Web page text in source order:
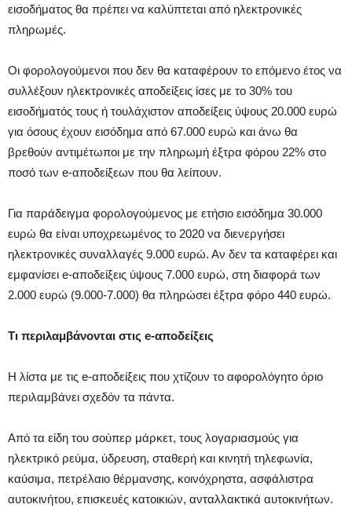
εισοδήματος θα πρέπει να καλύπτεται από ηλεκτρονικές
πληρωμές.
Οι φορολογούμενοι που δεν θα καταφέρουν το επόμενο έτος να
συλλέξουν ηλεκτρονικές αποδείξεις ίσες με το 30% του
εισοδήματός τους ή τουλάχιστον αποδείξεις ύψους 20.000 ευρώ
για όσους έχουν εισόδημα από 67.000 ευρώ και άνω θα
βρεθούν αντιμέτωποι με την πληρωμή έξτρα φόρου 22% στο
ποσό των e-αποδείξεων που θα λείπουν.
Για παράδειγμα φορολογούμενος με ετήσιο εισόδημα 30.000
ευρώ θα είναι υποχρεωμένος το 2020 να διενεργήσει
ηλεκτρονικές συναλλαγές 9.000 ευρώ. Αν δεν τα καταφέρει και
εμφανίσει e-αποδείξεις ύψους 7.000 ευρώ, στη διαφορά των
2.000 ευρώ (9.000-7.000) θα πληρώσει έξτρα φόρο 440 ευρώ.
Tι περιλαμβάνονται στις e-αποδείξεις
Η λίστα με τις e-αποδείξεις που χτίζουν το αφορολόγητο όριο
περιλαμβάνει σχεδόν τα πάντα.
Από τα είδη του σούπερ μάρκετ, τους λογαριασμούς για
ηλεκτρικό ρεύμα, ύδρευση, σταθερή και κινητή τηλεφωνία,
καύσιμα, πετρέλαιο θέρμανσης, κοινόχρηστα, ασφάλιστρα
αυτοκινήτου, επισκευές κατοικιών, ανταλλακτικά αυτοκινήτων.